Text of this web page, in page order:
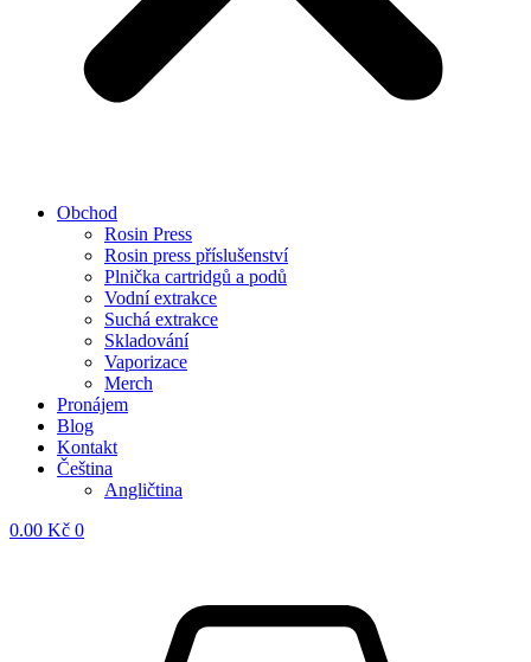
Obchod
Rosin Press
Rosin press příslušenství
Plnička cartridgů a podů
Vodní extrakce
Suchá extrakce
Skladování
Vaporizace
Merch
Pronájem
Blog
Kontakt
Čeština
Angličtina
0.00 Kč 0